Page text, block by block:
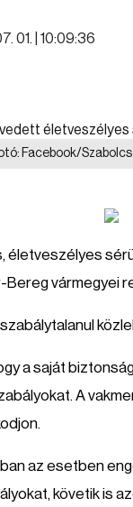
01. | 10:09:36
Facebook/
vármegyei
a saját
A
az esetben
követik is